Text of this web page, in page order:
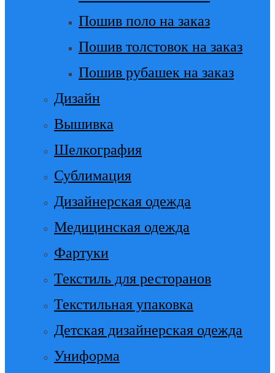
Пошив поло на заказ
Пошив толстовок на заказ
Пошив рубашек на заказ
Дизайн
Вышивка
Шелкография
Сублимация
Дизайнерская одежда
Медицинская одежда
Фартуки
Текстиль для ресторанов
Текстильная упаковка
Детская дизайнерская одежда
Униформа